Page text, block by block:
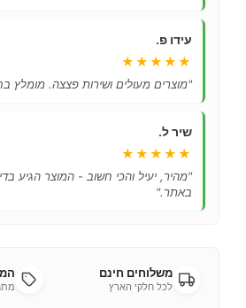
עידו פ.
★★★★★
"מוצרים מעולים ושירות פצצה. מומלץ
שיר ל.
★★★★★
"מהיר, יעיל והכי חשוב - המוצר הגיע
באתר."
משלוחים חינם
לכל חלקי הארץ